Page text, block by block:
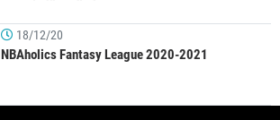
18/12/20
NBAholics Fantasy League 2020-2021